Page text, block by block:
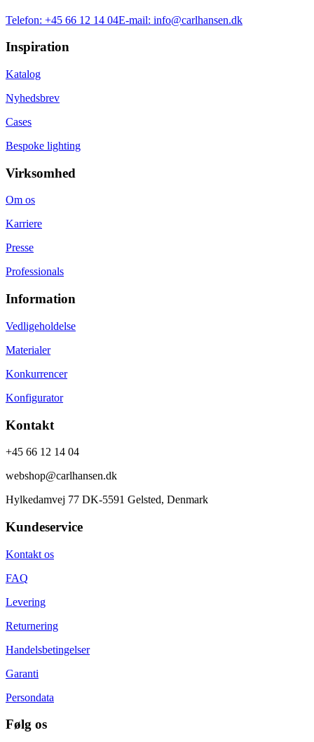
Telefon: +45 66 12 14 04E-mail: info@carlhansen.dk
Inspiration
Katalog
Nyhedsbrev
Cases
Bespoke lighting
Virksomhed
Om os
Karriere
Presse
Professionals
Information
Vedligeholdelse
Materialer
Konkurrencer
Konfigurator
Kontakt
+45 66 12 14 04
webshop@carlhansen.dk
Hylkedamvej 77 DK-5591 Gelsted, Denmark
Kundeservice
Kontakt os
FAQ
Levering
Returnering
Handelsbetingelser
Garanti
Persondata
Følg os